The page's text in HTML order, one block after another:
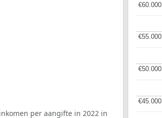
per aangifte in 2022 in
€45.000
€45.000
€50.000
€50.000
€55.000
€55.000
€60.000
€60.000